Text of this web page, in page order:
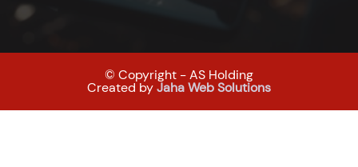
© Copyright - AS Holding
Created byJaha Web Solutions